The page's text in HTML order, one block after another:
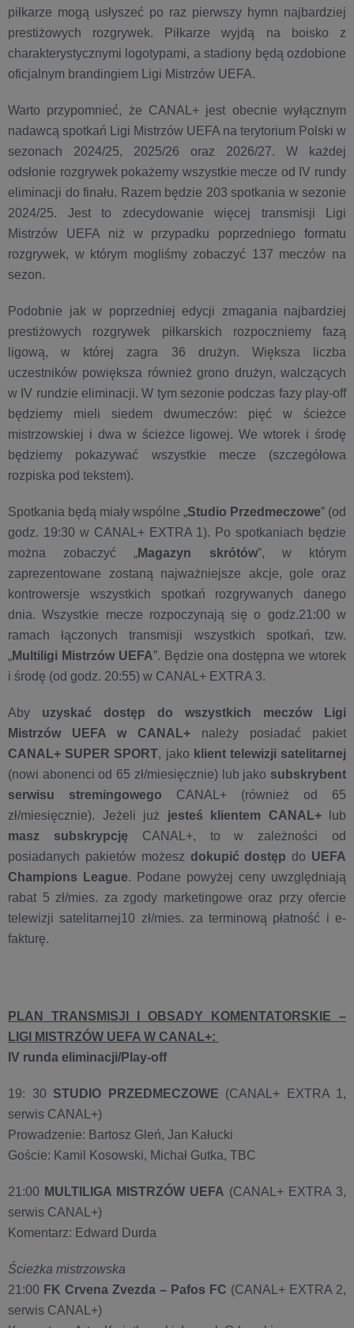
piłkarze mogą usłyszeć po raz pierwszy hymn najbardziej
prestiżowych rozgrywek. Piłkarze wyjdą na boisko z
charakterystycznymi logotypami, a stadiony będą ozdobione
oficjalnym brandingiem Ligi Mistrzów UEFA.
Warto przypomnieć, że CANAL+ jest obecnie wyłącznym
nadawcą spotkań Ligi Mistrzów UEFA na terytorium Polski w
sezonach 2024/25, 2025/26 oraz 2026/27. W każdej
odsłonie rozgrywek pokażemy wszystkie mecze od IV rundy
eliminacji do finału. Razem będzie 203 spotkania w sezonie
2024/25. Jest to zdecydowanie więcej transmisji Ligi
Mistrzów UEFA niż w przypadku poprzedniego formatu
rozgrywek, w którym mogliśmy zobaczyć 137 meczów na
sezon.
Podobnie jak w poprzedniej edycji zmagania najbardziej
prestiżowych rozgrywek piłkarskich rozpoczniemy fazą
ligową, w której zagra 36 drużyn. Większa liczba
uczestników powiększa również grono drużyn, walczących
w IV rundzie eliminacji. W tym sezonie podczas fazy play-off
będziemy mieli siedem dwumeczów: pięć w ścieżce
mistrzowskiej i dwa w ścieżce ligowej. We wtorek i środę
będziemy pokazywać wszystkie mecze (szczegółowa
rozpiska pod tekstem).
Spotkania będą miały wspólne „Studio Przedmeczowe” (od
godz. 19:30 w CANAL+ EXTRA 1). Po spotkaniach będzie
można zobaczyć „Magazyn skrótów”, w którym
zaprezentowane zostaną najważniejsze akcje, gole oraz
kontrowersje wszystkich spotkań rozgrywanych danego
dnia. Wszystkie mecze rozpoczynają się o godz.21:00 w
ramach łączonych transmisji wszystkich spotkań, tzw.
„Multiligi Mistrzów UEFA”. Będzie ona dostępna we wtorek
i środę (od godz. 20:55) w CANAL+ EXTRA 3.
Aby uzyskać dostęp do wszystkich meczów Ligi
Mistrzów UEFA w CANAL+ należy posiadać pakiet
CANAL+ SUPER SPORT, jako klient telewizji satelitarnej
(nowi abonenci od 65 zł/miesięcznie) lub jako subskrybent
serwisu stremingowego CANAL+ (również od 65
zł/miesięcznie). Jeżeli już jesteś klientem CANAL+lub
masz subskrypcjęCANAL+, to w zależności od
posiadanych pakietów możesz dokupić dostęp do UEFA
Champions League. Podane powyżej ceny uwzględniają
rabat 5 zł/mies. za zgody marketingowe oraz przy ofercie
telewizji satelitarnej10 zł/mies. za terminową płatność i e-
fakturę.
PLAN TRANSMISJI I OBSADY KOMENTATORSKIE –
LIGI MISTRZÓW UEFA W CANAL+:
IV runda eliminacji/Play-off
19: 30 STUDIO PRZEDMECZOWE (CANAL+ EXTRA 1,
serwis CANAL+)
Prowadzenie: Bartosz Gleń, Jan Kałucki
Goście: Kamil Kosowski, Michał Gutka, TBC
21:00 MULTILIGA MISTRZÓW UEFA (CANAL+ EXTRA 3,
serwis CANAL+)
Komentarz: Edward Durda
Ścieżka mistrzowska
21:00 FK Crvena Zvezda – Pafos FC (CANAL+ EXTRA 2,
serwis CANAL+)